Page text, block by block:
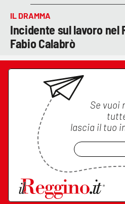
IL DRAMMA
Incidente sul lavoro nel
Fabio Calabrò
Se vuoi
lascia il tuo